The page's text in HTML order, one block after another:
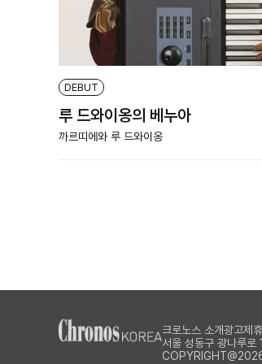
DEBUT
루 드와이옹의 베누아
까르띠에와 루 드와이옹
크로노스 소개광고제
서울 성동구 광나루